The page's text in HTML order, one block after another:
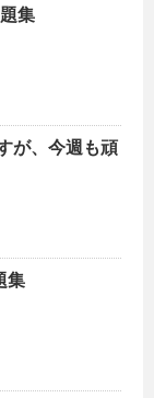
集
が、今週も頑
集